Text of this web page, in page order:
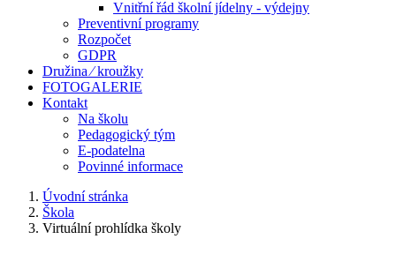
Vnitřní řád školní jídelny - výdejny
Preventivní programy
Rozpočet
GDPR
Družina ⁄ kroužky
FOTOGALERIE
Kontakt
Na školu
Pedagogický tým
E-podatelna
Povinné informace
Úvodní stránka
Škola
Virtuální prohlídka školy